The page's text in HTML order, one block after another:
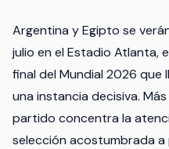
Argentina y Egipto se
julio en el Estadio Atlanta,
final del Mundial 2026 que
una instancia decisiva.
partido concentra la
selección acostumbrada